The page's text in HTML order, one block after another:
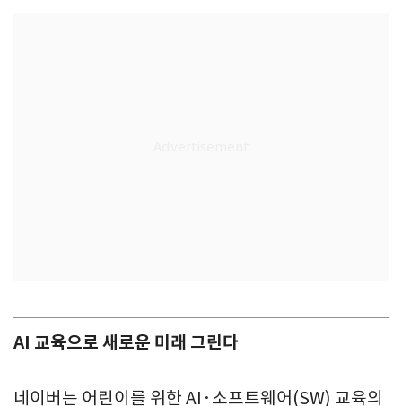
AI 교육으로 새로운 미래 그린다
네이버는 어린이를 위한 AI·소프트웨어(SW) 교육의